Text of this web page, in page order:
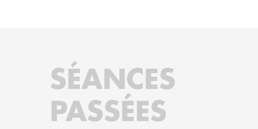
SÉANCES
PASSÉES